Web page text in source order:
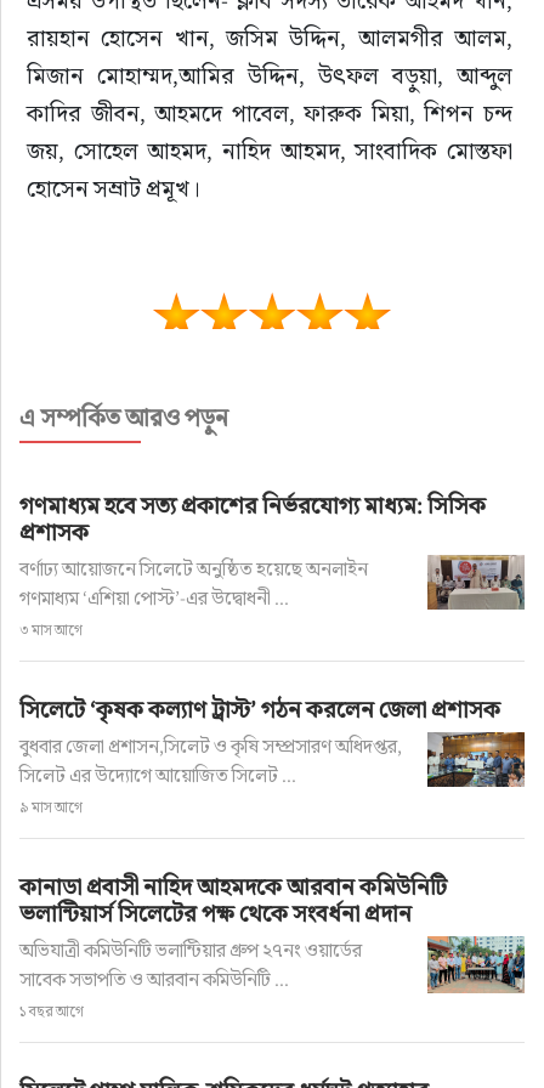
রায়হান হোসেন খান, জসিম উদ্দিন, আলমগীর আলম,
মিজান মোহাম্মদ,আমির উদ্দিন, উৎফল বড়ুয়া, আব্দুল
কাদির জীবন, আহমদে পাবেল, ফারুক মিয়া, শিপন চন্দ
জয়, সোহেল আহমদ, নাহিদ আহমদ, সাংবাদিক মোস্তফা
হোসেন সম্রাট প্রমূখ।
লায়ন্স ক্লাব অব সিলেট সুরমা’র
উদ্যোগে ডিস্ট্রিক্ট প্যারেড ও খাদ্যসামগ্রী
বিতরণ
লেখক: সিলেট নিউজ ওয়ার্ল্ড
প্রকাশ: ২ years ago
এ সম্পর্কিত আরও পড়ুন
গণমাধ্যম হবে সত্য প্রকাশের নির্ভরযোগ্য মাধ্যম: সিসিক
প্রশাসক
বর্ণাঢ্য আয়োজনে সিলেটে অনুষ্ঠিত হয়েছে অনলাইন
গণমাধ্যম ‘এশিয়া পোস্ট’-এর উদ্বোধনী ...
৩ মাস আগে
সিলেটে ‘কৃষক কল্যাণ ট্রাস্ট’ গঠন করলেন জেলা প্রশাসক
বুধবার জেলা প্রশাসন,সিলেট ও কৃষি সম্প্রসারণ অধিদপ্তর,
সিলেট এর উদ্যোগে আয়োজিত সিলেট ...
৯ মাস আগে
কানাডা প্রবাসী নাহিদ আহমদকে আরবান কমিউনিটি
ভলান্টিয়ার্স সিলেটের পক্ষ থেকে সংবর্ধনা প্রদান
অভিযাত্রী কমিউনিটি ভলান্টিয়ার গ্রুপ ২৭নং ওয়ার্ডের
সাবেক সভাপতি ও আরবান কমিউনিটি ...
১ বছর আগে